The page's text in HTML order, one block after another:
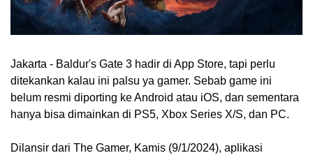
Jakarta - Baldur's Gate 3 hadir di App Store, tapi perlu
ditekankan kalau ini palsu ya gamer. Sebab game ini
belum resmi diporting ke Android atau iOS, dan sementara
hanya bisa dimainkan di PS5, Xbox Series X/S, dan PC.
Dilansir dari The Gamer, Kamis (9/1/2024), aplikasi